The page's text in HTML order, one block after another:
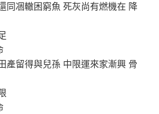
同凅轍困窮魚 死灰尚有燃機在 降
產留得與兒孫 中限運來家漸興 骨